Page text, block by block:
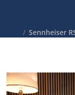
Sie befinden
Sennheiser